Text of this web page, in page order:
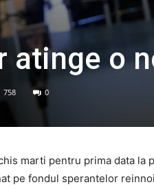
atinge o
758 0
marti pentru prima data la
pe fondul sperantelor